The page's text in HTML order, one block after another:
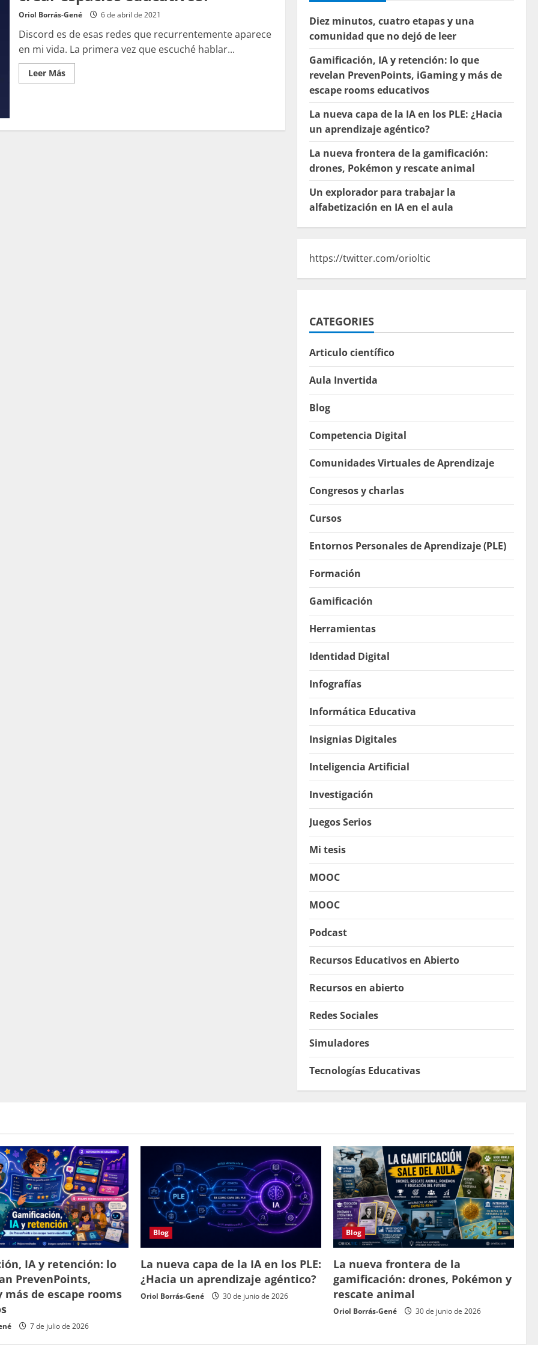
Oriol Borrás-Gené 6 de abril de 2021
Discord es de esas redes que recurrentemente aparece
en mi vida. La primera vez que escuché hablar...
Leer MásLeer
más
para
Diez minutos, cuatro etapas y una
comunidad que no dejó de leer
Gamificación, IA y retención: lo que
revelan PrevenPoints, iGaming y más de
escape rooms educativos
La nueva capa de la IA en los PLE: ¿Hacia
un aprendizaje agéntico?
La nueva frontera de la gamificación:
drones, Pokémon y rescate animal
Un explorador para trabajar la
alfabetización en IA en el aula
https://twitter.com/orioltic
CATEGORIES
Articulo científico
Aula Invertida
Blog
Competencia Digital
Comunidades Virtuales de Aprendizaje
Congresos y charlas
Cursos
Entornos Personales de Aprendizaje (PLE)
Formación
Gamificación
Herramientas
Identidad Digital
Infografías
Informática Educativa
Insignias Digitales
Inteligencia Artificial
Investigación
Juegos Serios
Mi tesis
MOOC
MOOC
Podcast
Recursos Educativos en Abierto
Recursos en abierto
Redes Sociales
Simuladores
Tecnologías Educativas
IA y retención: lo
PrevenPoints,
más de escape rooms
7 de julio de 2026
Blog
La nueva capa de la IA en los PLE:
¿Hacia un aprendizaje agéntico?
Oriol Borrás-Gené 30 de junio de 2026
Blog
La nueva frontera de la
gamificación: drones, Pokémon y
rescate animal
Oriol Borrás-Gené 30 de junio de 2026